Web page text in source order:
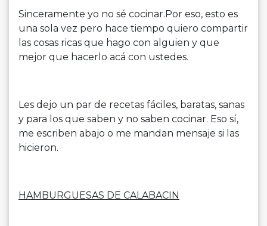
Sinceramente yo no sé cocinar.Por eso, esto es
una sola vez pero hace tiempo quiero compartir
las cosas ricas que hago con alguien y que
mejor que hacerlo acá con ustedes.
Les dejo un par de recetas fáciles, baratas, sanas
y para los que saben y no saben cocinar. Eso sí,
me escriben abajo o me mandan mensaje si las
hicieron.
HAMBURGUESAS DE CALABACIN